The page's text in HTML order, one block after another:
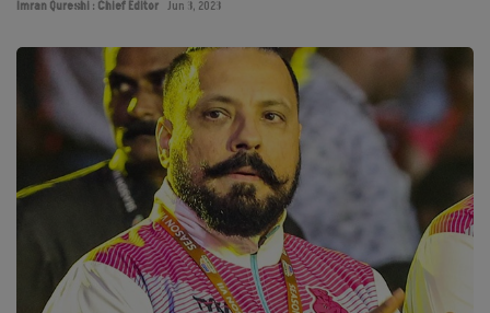
Imran Qureshi : Chief Editor Jun 3, 2023